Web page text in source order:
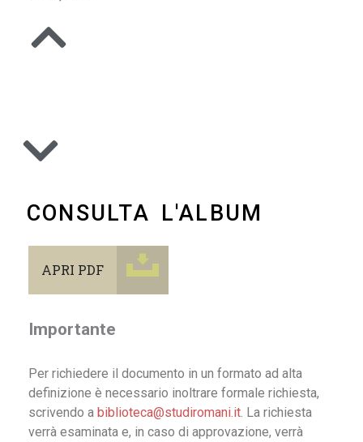
CONSULTA L'ALBUM
APRI PDF
Importante
Per richiedere il documento in un formato ad alta
definizione è necessario inoltrare formale richiesta,
scrivendo a biblioteca@studiromani.it. La richiesta
verrà esaminata e, in caso di approvazione, verrà